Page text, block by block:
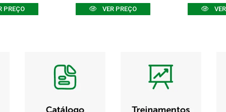
PREÇO VER PREÇO